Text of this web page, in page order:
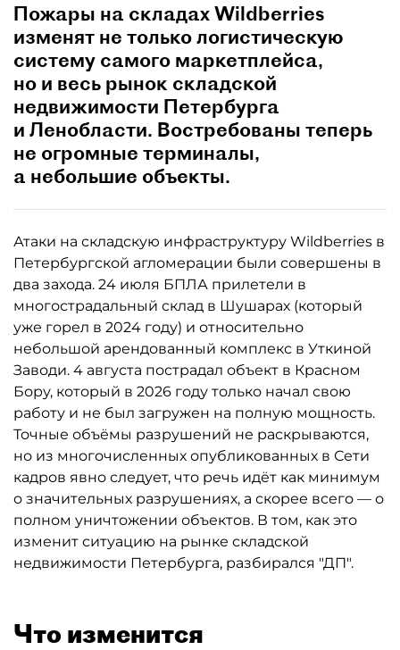
Пожары на складах Wildberries
изменят не только логистическую
систему самого маркетплейса,
но и весь рынок складской
недвижимости Петербурга
и Ленобласти. Востребованы теперь
не огромные терминалы,
а небольшие объекты.
Атаки на складскую инфраструктуру Wildberries в
Петербургской агломерации были совершены в
два захода. 24 июля БПЛА прилетели в
многострадальный склад в Шушарах (который
уже горел в 2024 году) и относительно
небольшой арендованный комплекс в Уткиной
Заводи. 4 августа пострадал объект в Красном
Бору, который в 2026 году только начал свою
работу и не был загружен на полную мощность.
Точные объёмы разрушений не раскрываются,
но из многочисленных опубликованных в Сети
кадров явно следует, что речь идёт как минимум
о значительных разрушениях, а скорее всего — о
полном уничтожении объектов. В том, как это
изменит ситуацию на рынке складской
недвижимости Петербурга, разбирался "ДП".
Что изменится